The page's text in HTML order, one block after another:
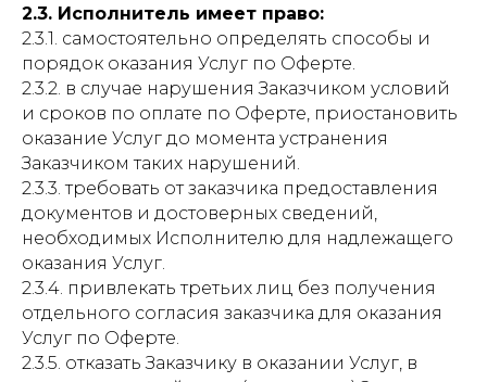
2.3. Исполнитель имеет право:
2.3.1. самостоятельно определять способы и
порядок оказания Услуг по Оферте.
2.3.2. в случае нарушения Заказчиком условий
и сроков по оплате по Оферте, приостановить
оказание Услуг до момента устранения
Заказчиком таких нарушений.
2.3.3. требовать от заказчика предоставления
документов и достоверных сведений,
необходимых Исполнителю для надлежащего
оказания Услуг.
2.3.4. привлекать третьих лиц без получения
отдельного согласия заказчика для оказания
Услуг по Оферте.
2.3.5. отказать Заказчику в оказании Услуг, в